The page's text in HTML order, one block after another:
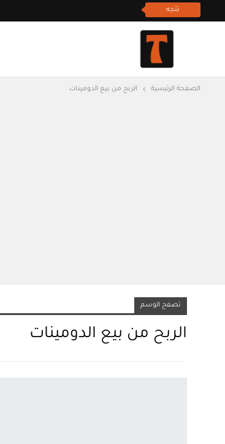
تتجه
الصفحة الرئيسية الربح من بيع الدومينات
تصفح الوسم
الربح من بيع الدومينات